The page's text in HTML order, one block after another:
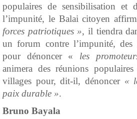
populaires de sensibilisation et
l’impunité, le Balai citoyen
forces patriotiques », il tiendra
un forum contre l’impunité, des
pour dénoncer « les
animera des réunions
villages pour, dit-il, dénoncer «
paix durable ».
Bruno Bayala